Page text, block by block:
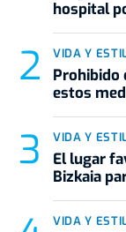
hospital
VIDA Y
Prohibido
estos
VIDA Y
El lugar
Bizkaia
VIDA Y